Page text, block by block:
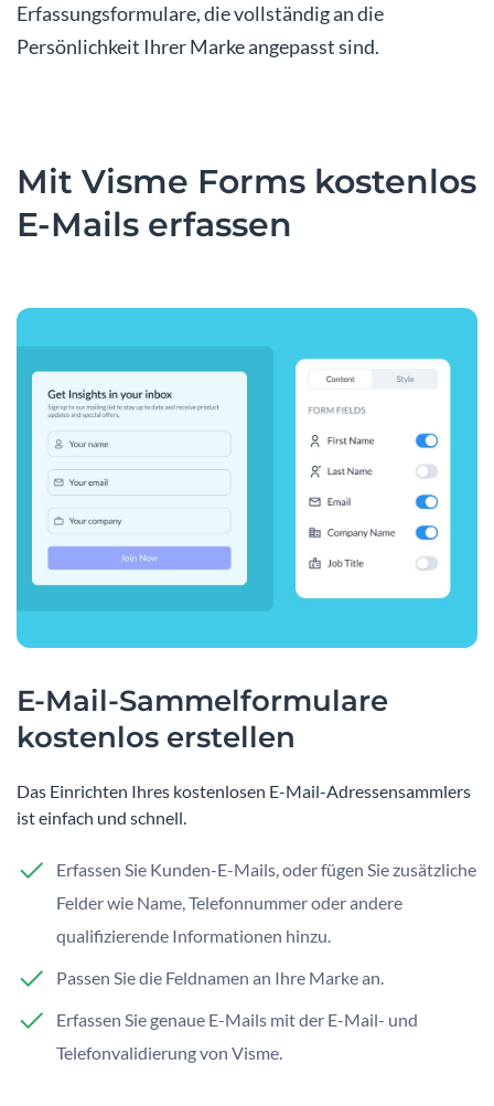
Erfassungsformulare, die vollständig an die
Persönlichkeit Ihrer Marke angepasst sind.
Mit Visme Forms kostenlos
E-Mails erfassen
E-Mail-Sammelformulare
kostenlos erstellen
Das Einrichten Ihres kostenlosen E-Mail-Adressensammlers
ist einfach und schnell.
Erfassen Sie Kunden-E-Mails, oder fügen Sie zusätzliche
Felder wie Name, Telefonnummer oder andere
qualifizierende Informationen hinzu.
Passen Sie die Feldnamen an Ihre Marke an.
Erfassen Sie genaue E-Mails mit der E-Mail- und
Telefonvalidierung von Visme.